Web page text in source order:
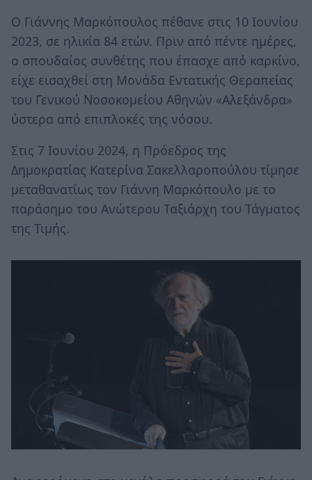
Ο Γιάννης Μαρκόπουλος πέθανε στις 10 Ιουνίου
2023, σε ηλικία 84 ετών. Πριν από πέντε ημέρες,
ο σπουδαίος συνθέτης που έπασχε από καρκίνο,
είχε εισαχθεί στη Μονάδα Εντατικής Θεραπείας
του Γενικού Νοσοκομείου Αθηνών «Αλεξάνδρα»
ύστερα από επιπλοκές της νόσου.
Στις 7 Ιουνίου 2024, η Πρόεδρος της
Δημοκρατίας Κατερίνα Σακελλαροπούλου τίμησε
μεταθανατίως τον Γιάννη Μαρκόπουλο με το
παράσημο του Ανώτερου Ταξιάρχη του Τάγματος
της Τιμής.